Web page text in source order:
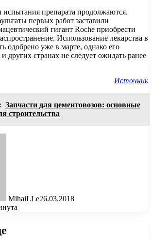
испытания препарата продолжаются.
первых работ заставили
гигант Roche приобрести
Использование лекарства в
одобрено уже в марте, однако его
странах не следует ожидать ранее
Источник
Запчасти для цементовозов: основные
строительства
MihaiLLe26.03.2018